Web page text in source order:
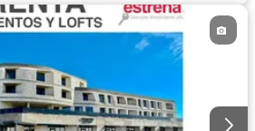
natural
Recámara con closet
Vista panorámica
Wifi